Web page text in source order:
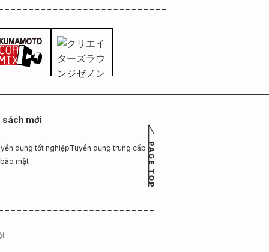
sách mới
dụng tốt nghiệpTuyển dụng trung cấp
mật